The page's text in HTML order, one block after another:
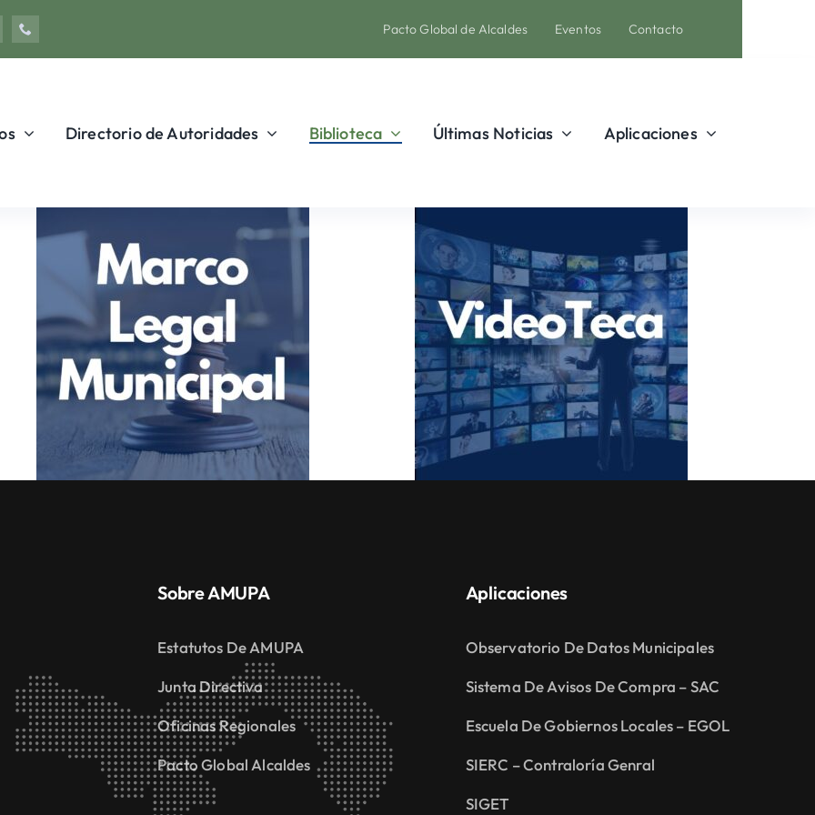
Pacto Global de Alcaldes Eventos Contacto
Directorio de Autoridades Biblioteca Últimas Noticias Aplicaciones
Sobre AMUPA
Estatutos De AMUPA
Junta Directiva
Oficinas Regionales
Pacto Global Alcaldes
Aplicaciones
Observatorio De Datos Municipales
Sistema De Avisos De Compra – SAC
Escuela De Gobiernos Locales – EGOL
SIERC – Contraloría Genral
SIGET